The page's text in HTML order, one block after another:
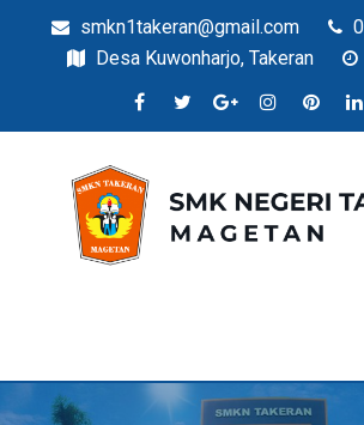
smkn1takeran@gmail.com
Desa Kuwonharjo, Takeran
Situs Resmi